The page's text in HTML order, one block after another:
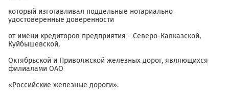
который изготавливал поддельные нотариально
удостоверенные доверенности
от имени кредиторов предприятия - Северо-Кавказской,
Куйбышевской,
Октябрьской и Приволжской железных дорог, являющихся
филиалами ОАО
«Российские железные дороги».